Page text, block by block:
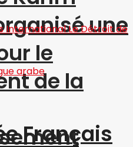
une
le
de la
Français